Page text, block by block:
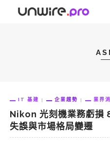
IT 基建 企業趨勢 業界
Nikon 光刻機業務虧損
失誤與市場格局變遷